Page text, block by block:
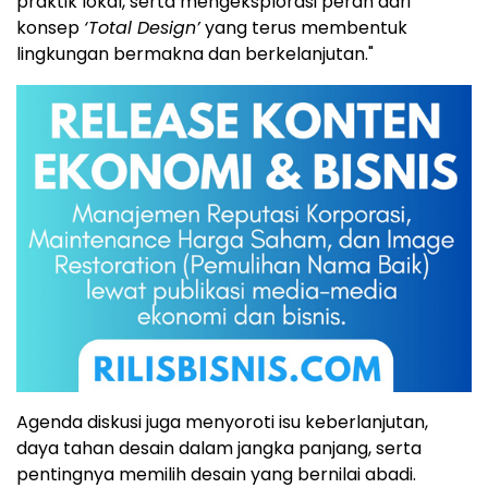
konsep ‘Total Design’yang terus membentuk
lingkungan bermakna dan berkelanjutan."
Agenda diskusi juga menyoroti isu keberlanjutan,
daya tahan desain dalam jangka panjang, serta
pentingnya memilih desain yang bernilai abadi.